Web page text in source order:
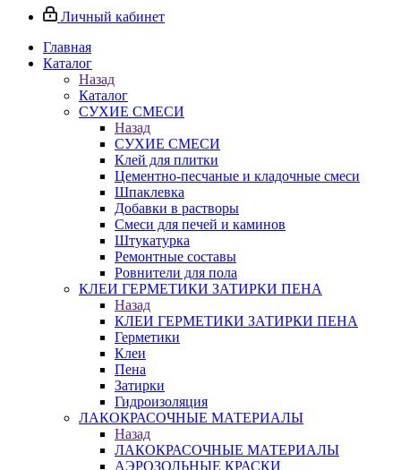
Личный кабинет
Главная
Каталог
Назад
Каталог
СУХИЕ СМЕСИ
Назад
СУХИЕ СМЕСИ
Клей для плитки
Цементно-песчаные и кладочные смеси
Шпаклевка
Добавки в растворы
Смеси для печей и каминов
Штукатурка
Ремонтные составы
Ровнители для пола
КЛЕИ ГЕРМЕТИКИ ЗАТИРКИ ПЕНА
Назад
КЛЕИ ГЕРМЕТИКИ ЗАТИРКИ ПЕНА
Герметики
Клеи
Пена
Затирки
Гидроизоляция
ЛАКОКРАСОЧНЫЕ МАТЕРИАЛЫ
Назад
ЛАКОКРАСОЧНЫЕ МАТЕРИАЛЫ
АЭРОЗОЛЬНЫЕ КРАСКИ